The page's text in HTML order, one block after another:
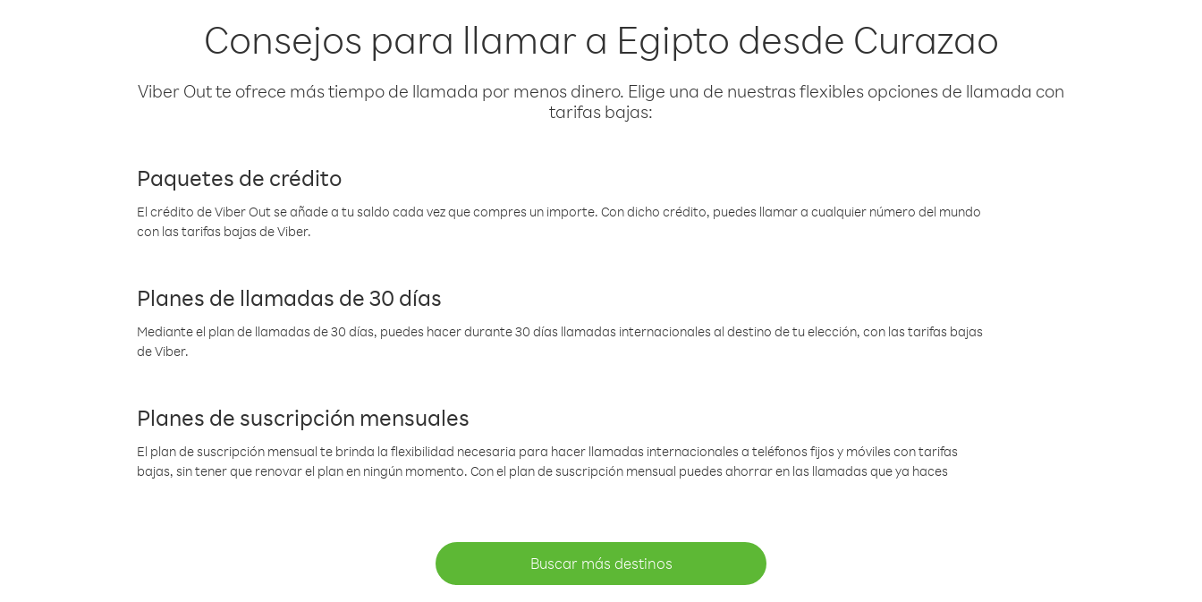
Consejos para llamar a Egipto desde Curazao
Viber Out te ofrece más tiempo de llamada por menos dinero. Elige una de nuestras flexibles opciones de llamada con
tarifas bajas:
Paquetes de crédito
El crédito de Viber Out se añade a tu saldo cada vez que compres un importe. Con dicho crédito, puedes llamar a cualquier número del mundo
con las tarifas bajas de Viber.
Planes de llamadas de 30 días
Mediante el plan de llamadas de 30 días, puedes hacer durante 30 días llamadas internacionales al destino de tu elección, con las tarifas bajas
de Viber.
Planes de suscripción mensuales
El plan de suscripción mensual te brinda la flexibilidad necesaria para hacer llamadas internacionales a teléfonos fijos y móviles con tarifas
bajas, sin tener que renovar el plan en ningún momento. Con el plan de suscripción mensual puedes ahorrar en las llamadas que ya haces
Buscar más destinos